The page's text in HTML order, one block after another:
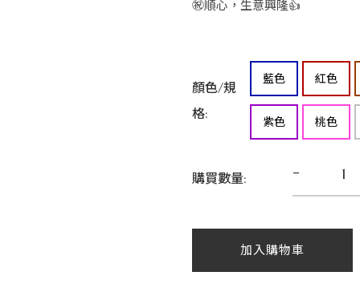
㊗️順心，生意興隆👍
顏色/規
格:
藍色 紅色
紫色 桃色
購買數量: -
加入購物車